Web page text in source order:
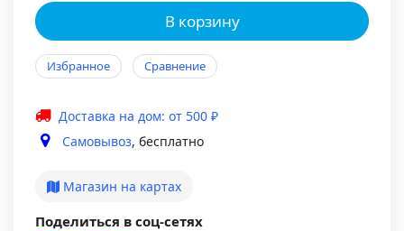
В корзину
Избранное Сравнение
Доставка на дом: от 500 ₽
Самовывоз, бесплатно
Магазин на картах
Поделиться в соц-сетях